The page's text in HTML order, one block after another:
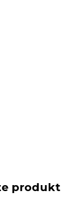
produkt